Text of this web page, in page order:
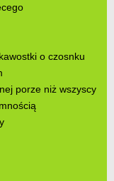
o czosnku
porze niż wszyscy